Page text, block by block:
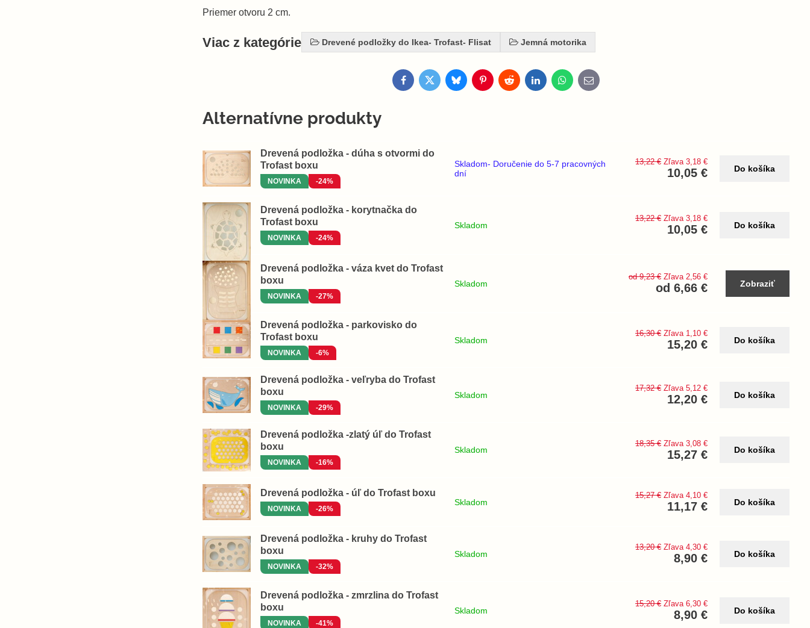
Priemer otvoru 2 cm.
Viac z kategórie Drevené podložky do Ikea- Trofast- Flisat Jemná motorika
FacebookTwitterBlueskyPinterestRedditLinkedInWhatsApp
E-
mail
Alternatívne produkty
Drevená podložka - dúha s otvormi do
Trofast boxu
NOVINKA -24%
Skladom- Doručenie do 5-7 pracovných
dní
10,05 €
13,22 € Zľava 3,18 €
Do košíka
Drevená podložka - korytnačka do
Trofast boxu
NOVINKA -24%
Skladom 10,05 €
13,22 € Zľava 3,18 €
Do košíka
Drevená podložka - váza kvet do Trofast
boxu
NOVINKA -27%
Skladom od 6,66 €
od 9,23 € Zľava 2,56 €
Zobraziť
Drevená podložka - parkovisko do
Trofast boxu
NOVINKA -6%
Skladom 15,20 €
16,30 € Zľava 1,10 €
Do košíka
Drevená podložka - veľryba do Trofast
boxu
NOVINKA -29%
Skladom 12,20 €
17,32 € Zľava 5,12 €
Do košíka
Drevená podložka -zlatý úľ do Trofast
boxu
NOVINKA -16%
Skladom 15,27 €
18,35 € Zľava 3,08 €
Do košíka
Drevená podložka - úľ do Trofast boxu
NOVINKA -26%
Skladom 11,17 €
15,27 € Zľava 4,10 €
Do košíka
Drevená podložka - kruhy do Trofast
boxu
NOVINKA -32%
Skladom 8,90 €
13,20 € Zľava 4,30 €
Do košíka
Drevená podložka - zmrzlina do Trofast
boxu
NOVINKA -41%
Skladom 8,90 €
15,20 € Zľava 6,30 €
Do košíka